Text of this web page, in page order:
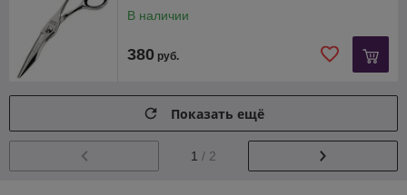
В наличии
380 руб.
Показать ещё
1 / 2